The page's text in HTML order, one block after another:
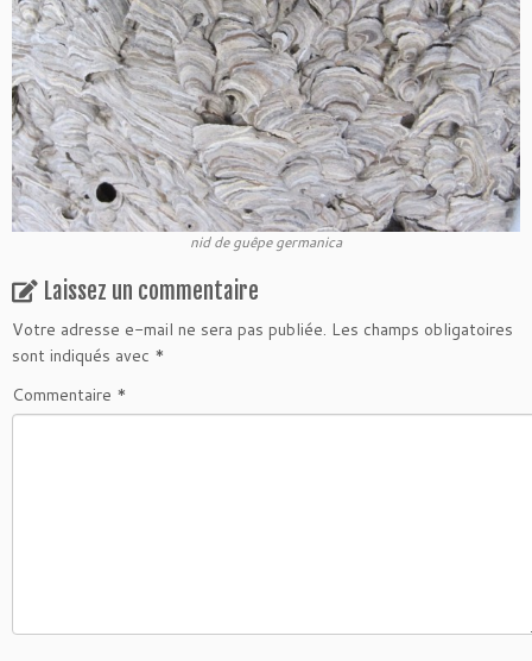
nid de guêpe germanica
Laissez un commentaire
Votre adresse e-mail ne sera pas publiée. Les champs obligatoires
sont indiqués avec *
Commentaire *